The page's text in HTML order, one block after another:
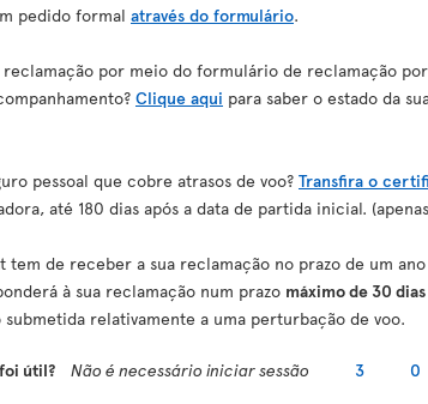
pedido formal através do formulário.
reclamação por meio do formulário de reclamação
Clique aqui para saber o estado da
pessoal que cobre atrasos de voo? Transfira o
até 180 dias após a data de partida inicial.
tem de receber a sua reclamação no prazo de um
à sua reclamação num prazo máximo de 30 dias
submetida relativamente a uma perturbação de voo.
útil? Não é necessário iniciar sessão 3 0